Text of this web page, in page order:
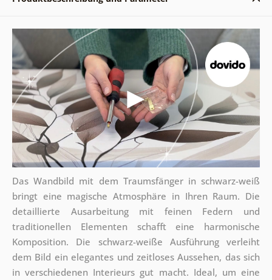
Das Wandbild mit dem Traumsfänger in schwarz-weiß
bringt eine magische Atmosphäre in Ihren Raum. Die
detaillierte Ausarbeitung mit feinen Federn und
traditionellen Elementen schafft eine harmonische
Komposition. Die schwarz-weiße Ausführung verleiht
dem Bild ein elegantes und zeitloses Aussehen, das sich
in verschiedenen Interieurs gut macht. Ideal, um eine